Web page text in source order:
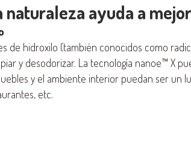
naturaleza ayuda a
de hidroxilo (también conocidos como
y desodorizar. La tecnología nanoe™ X
y el ambiente interior puedan ser un
etc.